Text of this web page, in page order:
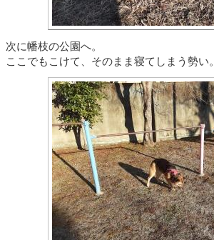
次に幡枝の公園へ。
ここでもこけて、そのまま寝てしまう勢い